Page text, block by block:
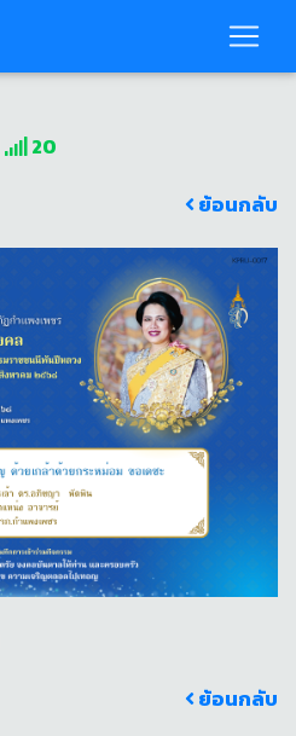
20
ย้อนกลับ
ย้อนกลับ